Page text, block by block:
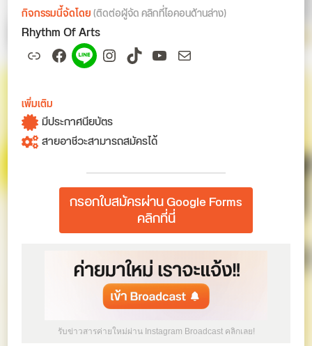
กิจกรรมนี้จัดโดย(ติดต่อผู้จัด คลิกที่ไอคอนด้านล่าง)
Rhythm Of Arts
LinkFacebook
SpotifyInstagram
TikTokYouTube
Mail
เพิ่มเติม
มีประกาศนียบัตร
สายอาชีวะสามารถสมัครได้
กรอกใบสมัครผ่าน Google Forms
คลิกที่นี่
รับข่าวสารค่ายใหม่ผ่าน Instagram Broadcast คลิกเลย!